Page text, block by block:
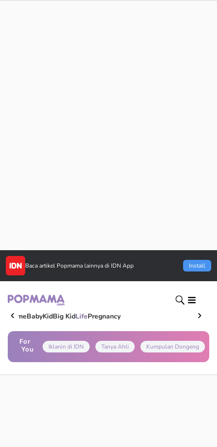
Baca artikel Popmama lainnya di IDN App Install
HomeBabyKidBig KidLifePregnancy
For
You
Iklanin di IDN Tanya Ahli Kumpulan Dongeng